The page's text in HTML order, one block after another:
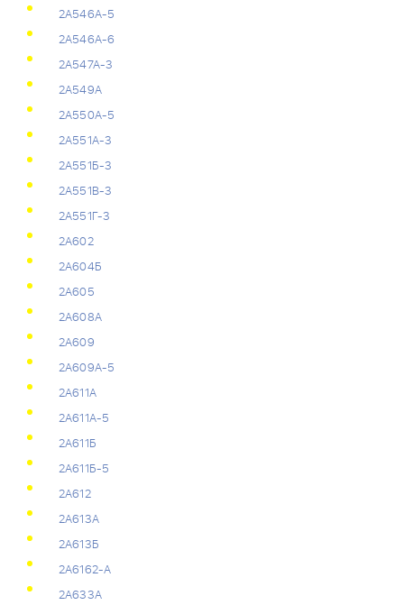
2А546А-5
2А546А-6
2А547А-3
2А549А
2А550А-5
2А551А-3
2А551Б-3
2А551В-3
2А551Г-3
2А602
2А604Б
2А605
2А608А
2А609
2А609А-5
2А611А
2А611А-5
2А611Б
2А611Б-5
2А612
2А613А
2А613Б
2А6162-А
2А633А